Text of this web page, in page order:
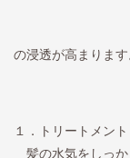
の浸透が高まります
１．トリートメン
髪の水気をしっ